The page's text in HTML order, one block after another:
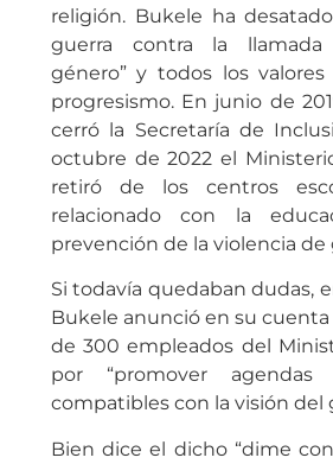
religión. Bukele ha
guerra contra la llamada
género” y todos los valores
progresismo. En junio de
cerró la Secretaría de
octubre de 2022 el
retiró de los centros
relacionado con la
prevención de la violencia de
Si todavía quedaban dudas,
Bukele anunció en su
de 300 empleados del
por “promover
compatibles con la visión del
Bien dice el dicho “dime